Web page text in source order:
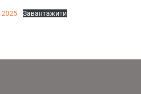
2025 Завантажити